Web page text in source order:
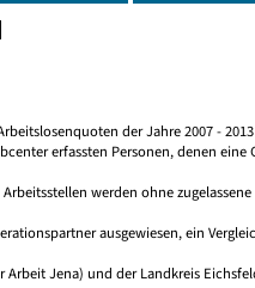
der Jahre 2007 - 2013
erfassten Personen, denen
werden ohne
ausgewiesen, ein
Jena) und der Landkreis